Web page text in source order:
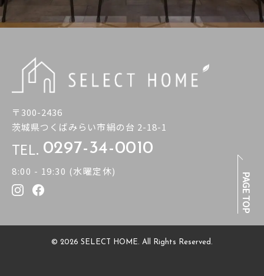
PAGE TOP
〒300-2436
茨城県つくばみらい市絹の台 2-18-1
TEL. 0297-34-0010
8:00 - 19:30 (水曜定休)
© 2026 SELECT HOME. All Rights Reserved.